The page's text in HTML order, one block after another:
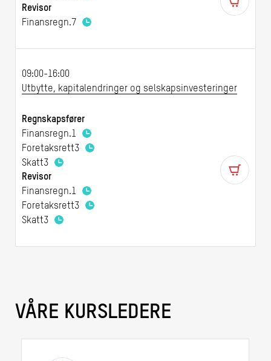
Revisor
Finansregn.7
09:00-16:00
Utbytte, kapitalendringer og selskapsinvesteringer
Regnskapsfører
Finansregn.1
Foretaksrett3
Skatt3
Revisor
Finansregn.1
Foretaksrett3
Skatt3
VÅRE KURSLEDERE